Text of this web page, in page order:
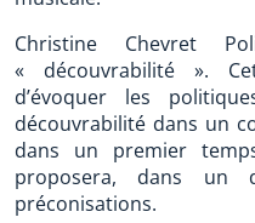
Christine Chevret
« découvrabilité ».
d’évoquer les
découvrabilité dans un
dans un premier
proposera, dans un
préconisations.